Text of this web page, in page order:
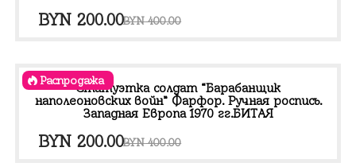
BYN400.00
Первоначальная
составляла
BYN 400.00.
BYN 200.00Текущая
Распродажа
Статуэтка солдат “Барабанщик
наполеоновских войн” Фарфор. Ручная роспись.
Западная Европа 1970 гг.БИТАЯ
BYN400.00
Первоначальная
BYN 200.00Текущая